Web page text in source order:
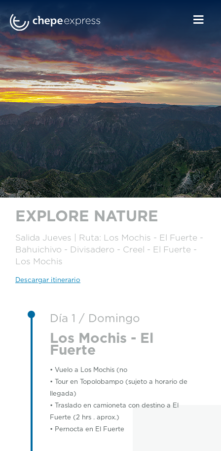
EXPLORE NATURE
Salida Jueves | Ruta: Los Mochis - El Fuerte -
Bahuichivo - Divisadero - Creel - El Fuerte -
Los Mochis
Descargar itinerario
Día 1 / Domingo
Los Mochis - El
Fuerte
• Vuelo a Los Mochis (no
• Tour en Topolobampo (sujeto a horario de
llegada)
• Traslado en camioneta con destino a El
Fuerte (2 hrs . aprox.)
• Pernocta en El Fuerte